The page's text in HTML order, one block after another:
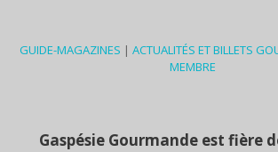
GUIDE-MAGAZINES | ACTUALITÉS ET BILLETS
MEMBRE
Gaspésie Gourmande est fière